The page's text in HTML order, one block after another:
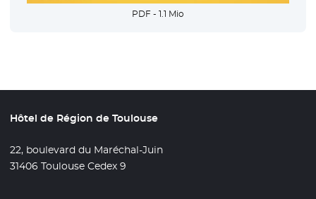
PDF - 1.1 Mio
Hôtel de Région de Toulouse
22, boulevard du Maréchal-Juin
31406 Toulouse Cedex 9